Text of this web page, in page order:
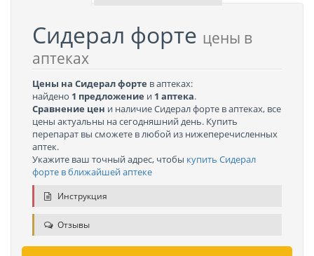
Сидерал форте цены в
аптеках
Цены на Сидерал форте в аптеках:
найдено 1 предложение и 1 аптека.
Сравнение цен и наличие Сидерал форте в аптеках, все
цены актуальны на сегодняшний день. Купить
перепарат вы сможете в любой из нижеперечисленных
аптек.
Укажите ваш точный адрес, чтобы купить Сидерал
форте в ближайшей аптеке
Инструкция
Отзывы